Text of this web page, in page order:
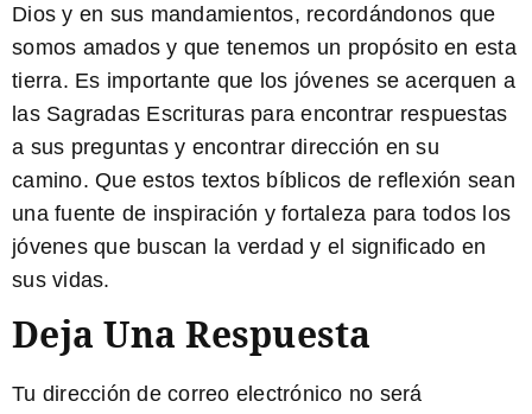
Dios y en sus mandamientos, recordándonos que
somos amados y que tenemos un propósito en esta
tierra. Es importante que los jóvenes se acerquen a
las Sagradas Escrituras para encontrar respuestas
a sus preguntas y encontrar dirección en su
camino. Que estos textos bíblicos de reflexión sean
una fuente de inspiración y fortaleza para todos los
jóvenes que buscan la verdad y el significado en
sus vidas.
Deja Una Respuesta
Tu dirección de correo electrónico no será